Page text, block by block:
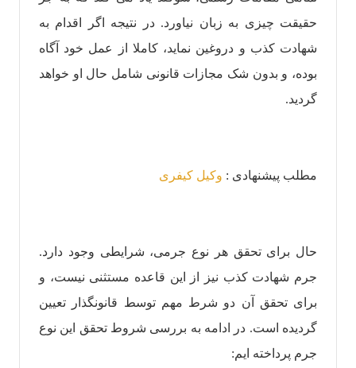
حقیقت چیزی به زبان نیاورد. در نتیجه اگر اقدام به
شهادت کذب و دروغین نماید، کاملا از عمل خود‌ آگاه
بوده، و بدون شک مجازات قانونی شامل حال او خواهد
گردید.
مطلب پیشنهادی : وکیل کیفری
حال برای تحقق هر نوع جرمی، شرایطی وجود دارد.
جرم شهادت کذب نیز از این قاعده مستثنی نیست، و
برای تحقق آن‌ دو شرط مهم توسط قانونگذار تعیین
گردیده است. در ادامه به بررسی شروط تحقق این نوع
جرم پرداخته ایم: